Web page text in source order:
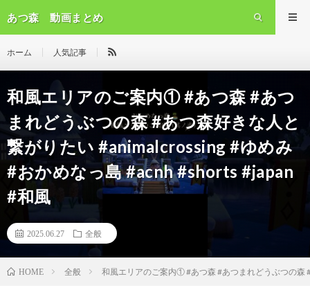
あつ森 動画まとめ
ホーム 人気記事
和風エリアのご案内① #あつ森 #あつ
まれどうぶつの森 #あつ森好きな人と
繋がりたい #animalcrossing #ゆめみ
#おかめなっ島 #acnh #shorts #japan
#和風
2025.06.27 全般
HOME 全般 和風エリアのご案内① #あつ森 #あつまれどうぶつの森